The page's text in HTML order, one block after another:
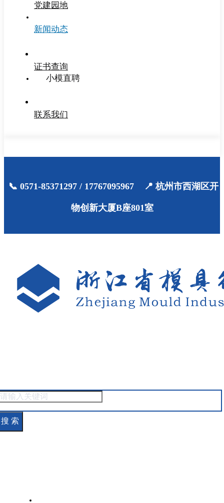
党建园地
新闻动态
证书查询
小模直聘
联系我们
📞 0571-85371297 / 17767095967 📍 杭州市西湖区开
物创新大厦B座801室
搜 索